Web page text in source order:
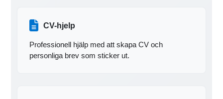
CV-hjelp
Professionell hjälp med att skapa CV och
personliga brev som sticker ut.